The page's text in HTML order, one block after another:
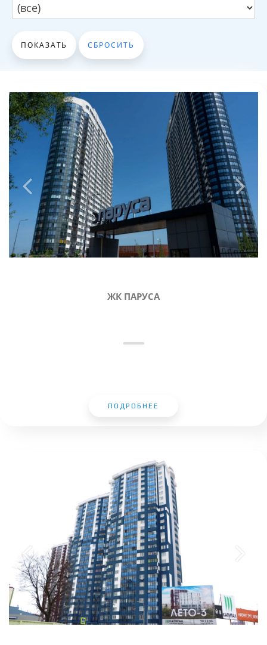
ЖК ПАРУСА
ПОДРОБНЕЕ